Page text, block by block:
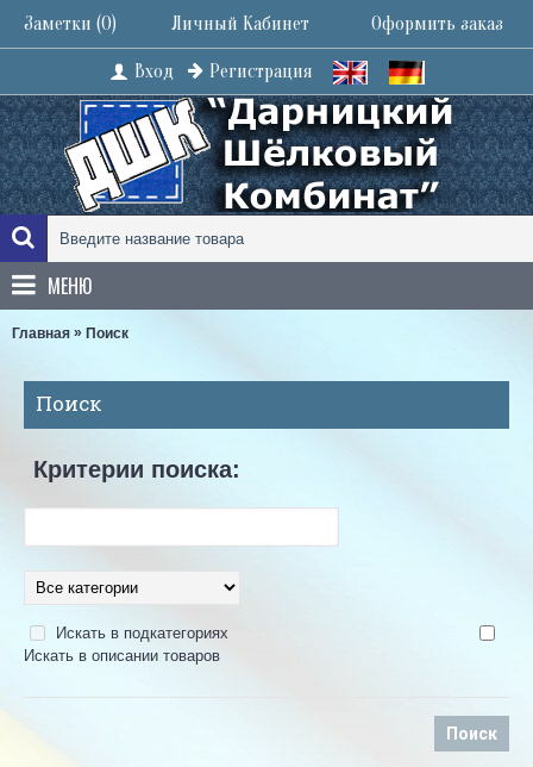
Заметки (0) Личный Кабинет Оформить заказ
Вход Регистрация
МЕНЮ
Главная » Поиск
Поиск
Критерии поиска:
Искать в подкатегориях
Искать в описании товаров